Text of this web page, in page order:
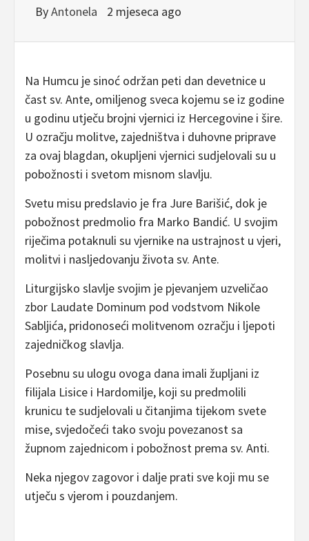
ByAntonela 2 mjeseca ago
Na Humcu je sinoć održan peti dan devetnice u
čast sv. Ante, omiljenog sveca kojemu se iz godine
u godinu utječu brojni vjernici iz Hercegovine i šire.
U ozračju molitve, zajedništva i duhovne priprave
za ovaj blagdan, okupljeni vjernici sudjelovali su u
pobožnosti i svetom misnom slavlju.
Svetu misu predslavio je fra Jure Barišić, dok je
pobožnost predmolio fra Marko Bandić. U svojim
riječima potaknuli su vjernike na ustrajnost u vjeri,
molitvi i nasljedovanju života sv. Ante.
Liturgijsko slavlje svojim je pjevanjem uzveličao
zbor Laudate Dominum pod vodstvom Nikole
Sabljića, pridonoseći molitvenom ozračju i ljepoti
zajedničkog slavlja.
Posebnu su ulogu ovoga dana imali župljani iz
filijala Lisice i Hardomilje, koji su predmolili
krunicu te sudjelovali u čitanjima tijekom svete
mise, svjedočeći tako svoju povezanost sa
župnom zajednicom i pobožnost prema sv. Anti.
Neka njegov zagovor i dalje prati sve koji mu se
utječu s vjerom i pouzdanjem.